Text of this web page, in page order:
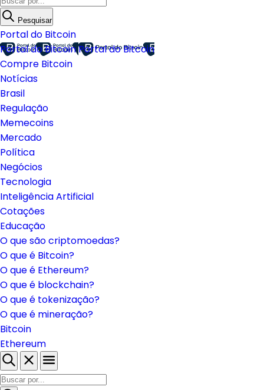
Pesquisar
Portal do Bitcoin
Portal do BitcoinPortal do Bitcoin
Compre Bitcoin
Notícias
Brasil
Regulação
Memecoins
Mercado
Política
Negócios
Tecnologia
Inteligência Artificial
Cotações
Educação
O que são criptomoedas?
O que é Bitcoin?
O que é Ethereum?
O que é blockchain?
O que é tokenização?
O que é mineração?
Bitcoin
Ethereum